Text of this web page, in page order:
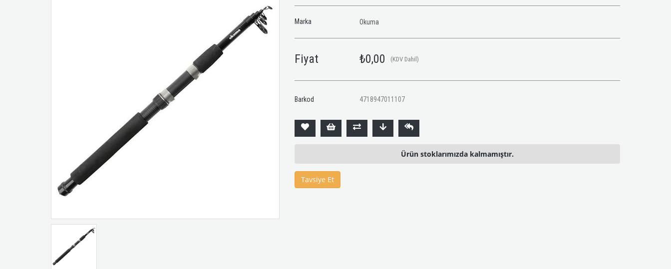
Marka Okuma
Fiyat ₺0,00 (KDV Dahil)
Barkod 4718947011107
Ürün stoklarımızda kalmamıştır.
Tavsiye Et